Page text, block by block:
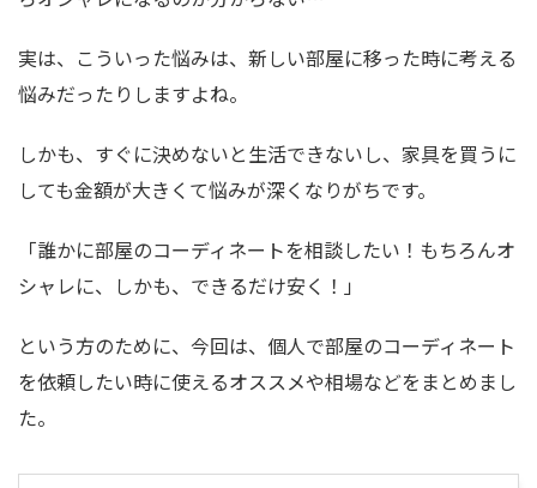
実は、こういった悩みは、新しい部屋に移った時に考える
悩みだったりしますよね。
しかも、すぐに決めないと生活できないし、家具を買うに
しても金額が大きくて悩みが深くなりがちです。
「誰かに部屋のコーディネートを相談したい！もちろんオ
シャレに、しかも、できるだけ安く！」
という方のために、今回は、個人で部屋のコーディネート
を依頼したい時に使えるオススメや相場などをまとめまし
た。